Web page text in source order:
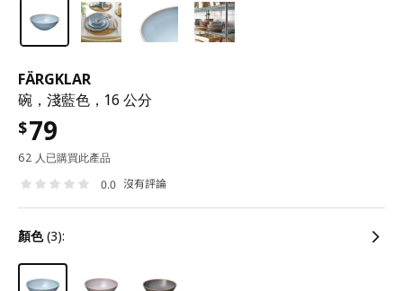
FÄRGKLAR
碗，淺藍色，16 公分
$79
62 人已購買此產品
0.0 沒有評論
顏色(3):